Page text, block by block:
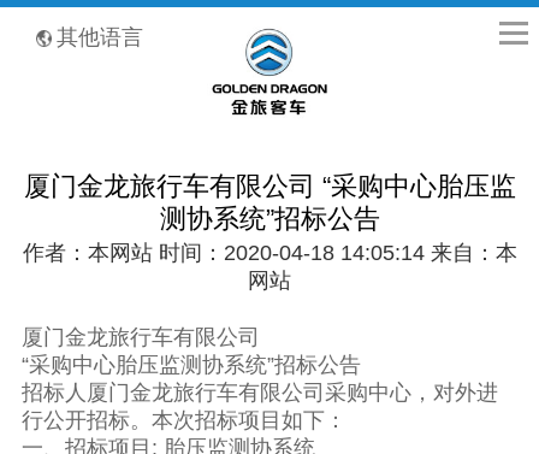
其他语言
厦门金龙旅行车有限公司 “采购中心胎压监
测协系统”招标公告
作者：本网站 时间：2020-04-18 14:05:14 来自：本
网站
厦门金龙旅行车有限公司
“采购中心胎压监测协系统”招标公告
招标人厦门金龙旅行车有限公司采购中心，对外进
行公开招标。本次招标项目如下：
一、招标项目: 胎压监测协系统